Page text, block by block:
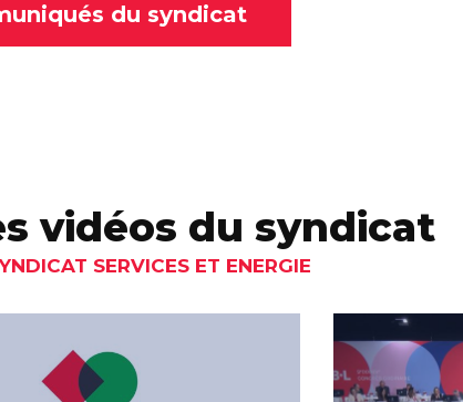
du syndicat
vidéos du syndicat
SERVICES ET ENERGIE